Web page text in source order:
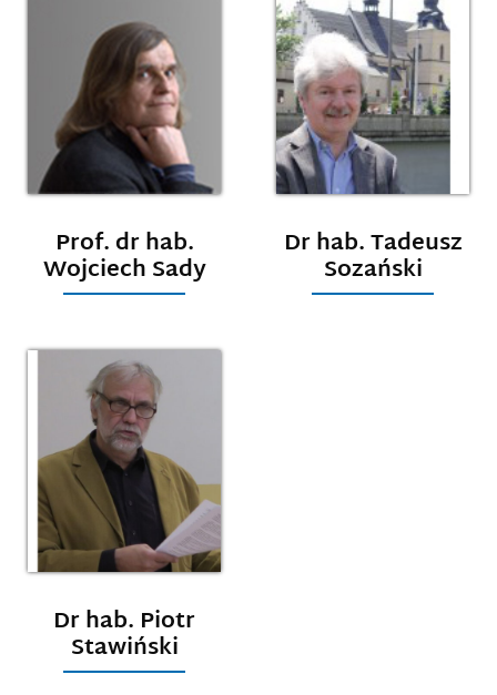
Prof. dr hab.
Wojciech Sady
Dr hab. Tadeusz
Sozański
Dr hab. Piotr
Stawiński